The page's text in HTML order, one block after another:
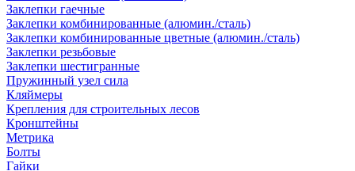
Заклепки гаечные
Заклепки комбинированные (алюмин./сталь)
Заклепки комбинированные цветные (алюмин./сталь)
Заклепки резьбовые
Заклепки шестигранные
Пружинный узел сила
Кляймеры
Крепления для строительных лесов
Кронштейны
Метрика
Болты
Гайки